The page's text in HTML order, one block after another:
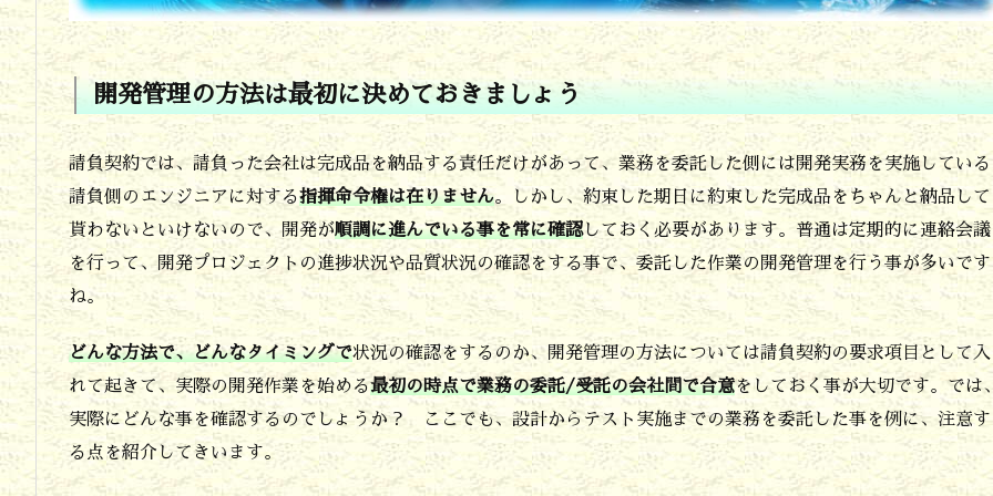
の
開
発
業
務
を
委
託
す
る
時
の
注
開発管理の方法は最初に決めておきましょう
請負契約では、請負った会社は完成品を納品する責任だけがあって、業務を委託した側には開発実務を実施している
請負側のエンジニアに対する指揮命令権は在りません。しかし、約束した期日に約束した完成品をちゃんと納品して
貰わないといけないので、開発が順調に進んでいる事を常に確認しておく必要があります。普通は定期的に連絡会議
を行って、開発プロジェクトの進捗状況や品質状況の確認をする事で、委託した作業の開発管理を行う事が多いです
ね。
どんな方法で、どんなタイミングで状況の確認をするのか、開発管理の方法については請負契約の要求項目として入
れて起きて、実際の開発作業を始める最初の時点で業務の委託/受託の会社間で合意をしておく事が大切です。では
実際にどんな事を確認するのでしょうか？ ここでも、設計からテスト実施までの業務を委託した事を例に、注意す
る点を紹介してきいます。